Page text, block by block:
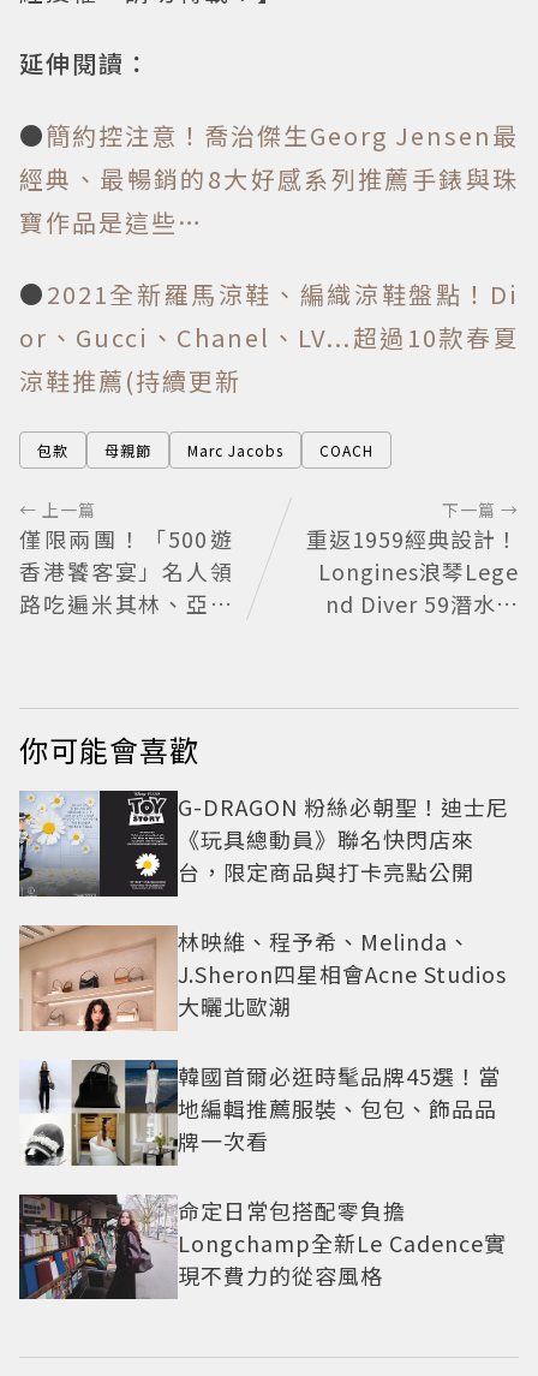
延伸閱讀：
●簡約控注意！喬治傑生Georg Jensen最
經典、最暢銷的8大好感系列推薦手錶與珠
寶作品是這些…
●2021全新羅馬涼鞋、編織涼鞋盤點！Di
or、Gucci、Chanel、LV...超過10款春夏
涼鞋推薦(持續更新
包款 母親節 Marc Jacobs COACH
← 上一篇
僅限兩團！「500遊
香港饕客宴」名人領
路吃遍米其林、亞洲
下一篇 →
重返1959經典設計！
Longines浪琴Lege
nd Diver 59潛水表
你可能會喜歡
G-DRAGON 粉絲必朝聖！迪士尼
《玩具總動員》聯名快閃店來
台，限定商品與打卡亮點公開
林映維、程予希、Melinda、
J.Sheron四星相會Acne Studios
大曬北歐潮
韓國首爾必逛時髦品牌45選！當
地編輯推薦服裝、包包、飾品品
牌一次看
命定日常包搭配零負擔
Longchamp全新Le Cadence實
現不費力的從容風格